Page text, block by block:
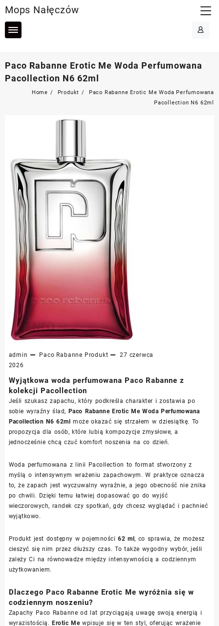
to
content
Mops Nałęczów
Paco Rabanne Erotic Me Woda Perfumowana
Pacollection N6 62ml
Home Produkt
Paco Rabanne Erotic Me Woda Perfumowana
Pacollection N6 62ml
admin Paco Rabanne Produkt
27 czerwca
2026
Wyjątkowa woda perfumowana Paco Rabanne z
kolekcji Pacollection
Jeśli szukasz zapachu, który podkreśla charakter i zostawia po
sobie wyraźny ślad, Paco Rabanne Erotic Me Woda Perfumowana
Pacollection N6 62ml może okazać się strzałem w dziesiątkę. To
propozycja dla osób, które lubią kompozycje zmysłowe, a
jednocześnie chcą czuć komfort noszenia na co dzień.
Woda perfumowana z linii Pacollection to format stworzony z
myślą o intensywnym wrażeniu zapachowym. W praktyce oznacza
to, że zapach jest wyczuwalny wyraźnie, a jego obecność nie znika
po chwili. Dzięki temu łatwiej dopasować go do wyjść
wieczorowych, randek czy spotkań, gdy chcesz wyglądać i pachnieć
wyjątkowo.
Produkt jest dostępny w pojemności62 ml, co sprawia, że możesz
cieszyć się nim przez dłuższy czas. To także wygodny wybór, jeśli
zależy Ci na równowadze między intensywnością a codziennym
użytkowaniem.
Dlaczego Paco Rabanne Erotic Me wyróżnia się w
codziennym noszeniu?
Zapachy Paco Rabanne od lat przyciągają uwagę swoją energią i
wyrazistością.Erotic Mewpisuje się w ten styl, oferując wrażenie